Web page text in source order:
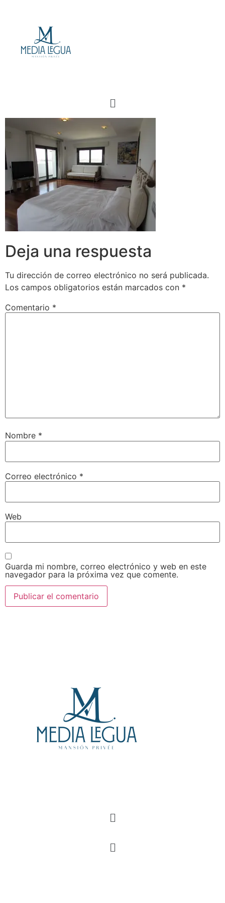
Deja una respuesta
Tu dirección de correo electrónico no será publicada.
Los campos obligatorios están marcados con *
Comentario *
Nombre *
Correo electrónico *
Web
Guarda mi nombre, correo electrónico y web en este
navegador para la próxima vez que comente.